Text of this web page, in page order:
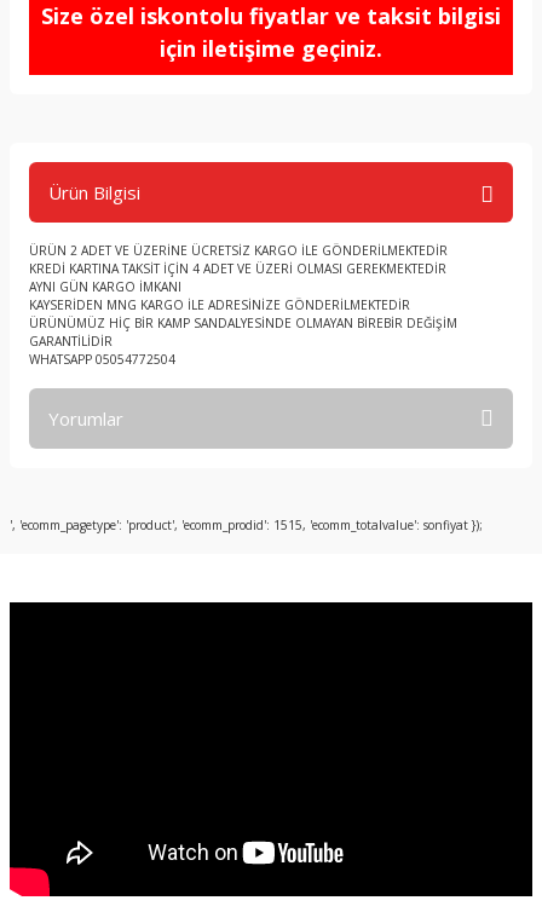
Size özel iskontolu fiyatlar ve taksit bilgisi
için iletişime geçiniz.
Ürün Bilgisi
ÜRÜN 2 ADET VE ÜZERİNE ÜCRETSİZ KARGO İLE GÖNDERİLMEKTEDİR
KREDİ KARTINA TAKSİT İÇİN 4 ADET VE ÜZERİ OLMASI GEREKMEKTEDİR
AYNI GÜN KARGO İMKANI
KAYSERİDEN MNG KARGO İLE ADRESİNİZE GÖNDERİLMEKTEDİR
ÜRÜNÜMÜZ HİÇ BİR KAMP SANDALYESİNDE OLMAYAN BİREBİR DEĞİŞİM
GARANTİLİDİR
WHATSAPP 05054772504
Yorumlar
Bu ürüne ilk yorumu siz yapın!
', 'ecomm_pagetype': 'product', 'ecomm_prodid': 1515, 'ecomm_totalvalue': sonfiyat });